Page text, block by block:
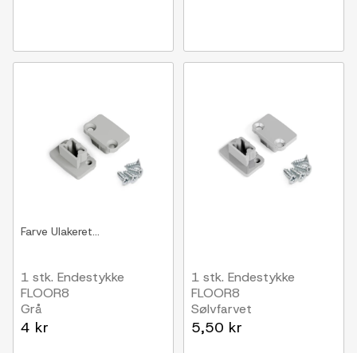
Farve Ulakeret...
1 stk. Endestykke
FLOOR8
Grå
4 kr
1 stk. Endestykke
FLOOR8
Sølvfarvet
5,50 kr